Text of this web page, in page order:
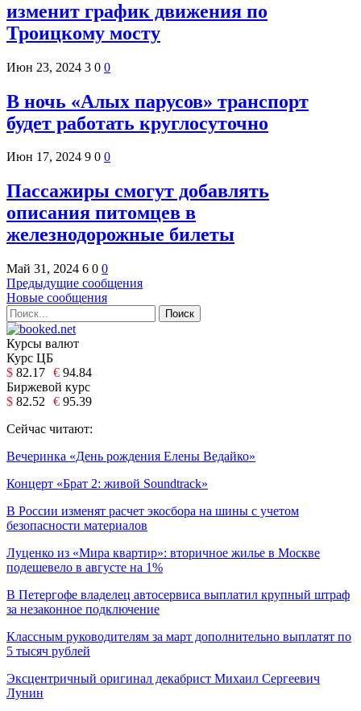
изменит график движения по
Троицкому мосту
Июн 23, 2024 3 0 0
В ночь «Алых парусов» транспорт
будет работать круглосуточно
Июн 17, 2024 9 0 0
Пассажиры смогут добавлять
описания питомцев в
железнодорожные билеты
Май 31, 2024 6 0 0
Предыдущие сообщения
Новые сообщения
Курсы валют
Курс ЦБ
$ 82.17 € 94.84
Биржевой курс
$ 82.52 € 95.39
Сейчас читают:
Вечеринка «День рождения Елены Ведайко»
Концерт «Брат 2: живой Soundtrack»
В России изменят расчет экосбора на шины с учетом
безопасности материалов
Луценко из «Мира квартир»: вторичное жилье в Москве
подешевело в августе на 1%
В Петергофе владелец автосервиса выплатил крупный штраф
за незаконное подключение
Классным руководителям за март дополнительно выплатят по
5 тысяч рублей
Эксцентричный оригинал декабрист Михаил Сергеевич
Лунин